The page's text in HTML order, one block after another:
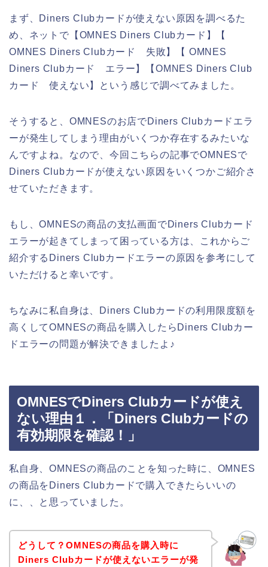
まず、Diners Clubカードが使えない原因を調べるた
め、ネットで【OMNES Diners Clubカード】【
OMNES Diners Clubカード 失敗】【 OMNES
Diners Clubカード エラー】【OMNES Diners Club
カード 使えない】という感じで調べてみました。
そうすると、OMNESのお店でDiners Clubカードエラ
ーが発生してしまう理由がいくつか存在するみたいな
んですよね。なので、今回こちらの記事でOMNESで
Diners Clubカードが使えない原因をいくつかご紹介さ
せていただきます。
もし、OMNESの商品の支払画面でDiners Clubカード
エラーが起きてしまって困っている方は、これからご
紹介するDiners Clubカードエラーの原因を参考にして
いただけると幸いです。
ちなみに私自身は、Diners Clubカードの利用限度額を
高くしてOMNESの商品を購入したらDiners Clubカー
ドエラーの問題が解決できましたよ♪
OMNESでDiners Clubカードが使え
ない理由１．「Diners Clubカードの
有効期限を確認！」
私自身、OMNESの商品のことを知った時に、OMNES
の商品をDiners Clubカードで購入できたらいいの
に、、と思っていました。
どうして？OMNESの商品を購入時に
Diners Clubカードが使えないエラーが発